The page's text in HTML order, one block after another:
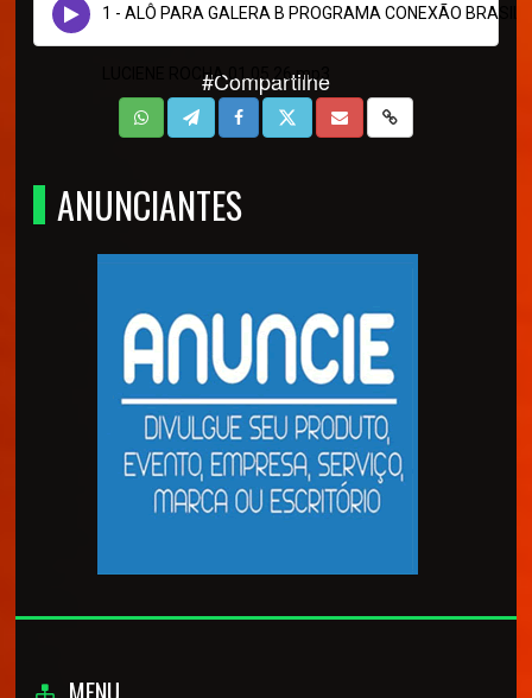
1 - ALÔ PARA GALERA B PROGRAMA CONEXÃO BRASIL
LUCIENE ROCHA 01 05 26.mp3
#Compartilhe
ANUNCIANTES